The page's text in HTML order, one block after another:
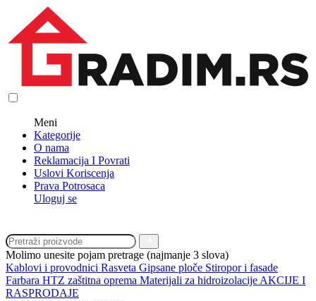
Meni
Kategorije
O nama
Reklamacija I Povrati
Uslovi Koriscenja
Prava Potrosaca
Uloguj se
Molimo unesite pojam pretrage (najmanje 3 slova)
Kablovi i provodnici Rasveta Gipsane ploče Stiropor i fasade
Farbara HTZ zaštitna oprema Materijali za hidroizolacije AKCIJE I
RASPRODAJE